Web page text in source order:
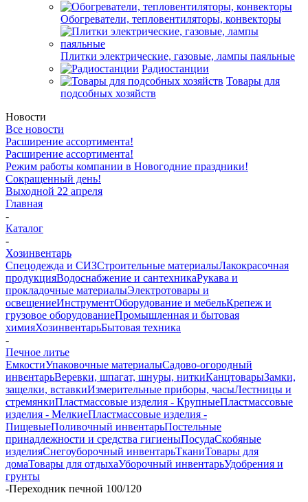
Обогреватели, тепловентиляторы, конвекторы
Плитки электрические, газовые, лампы паяльные
Радиостанции
Товары для
подсобных хозяйств
Новости
Все новости
Расширение ассортимента!
Расширение ассортимента!
Режим работы компании в Новогодние праздники!
Сокращенный день!
Выходной 22 апреля
Главная
-
Каталог
-
Хозинвентарь
Спецодежда и СИЗСтроительные материалыЛакокрасочная
продукцияВодоснабжение и сантехникаРукава и
прокладочные материалыЭлектротовары и
освещениеИнструментОборудование и мебельКрепеж и
грузовое оборудованиеПромышленная и бытовая
химияХозинвентарьБытовая техника
-
Печное литье
ЕмкостиУпаковочные материалыСадово-огородный
инвентарьВеревки, шпагат, шнуры, ниткиКанцтоварыЗамки,
защелки, вставкиИзмерительные приборы, часыЛестницы и
стремянкиПластмассовые изделия - КрупныеПластмассовые
изделия - МелкиеПластмассовые изделия -
ПищевыеПоливочный инвентарьПостельные
принадлежности и средства гигиеныПосудаСкобяные
изделияСнегоуборочный инвентарьТканиТовары для
домаТовары для отдыхаУборочный инвентарьУдобрения и
грунты
-Переходник печной 100/120